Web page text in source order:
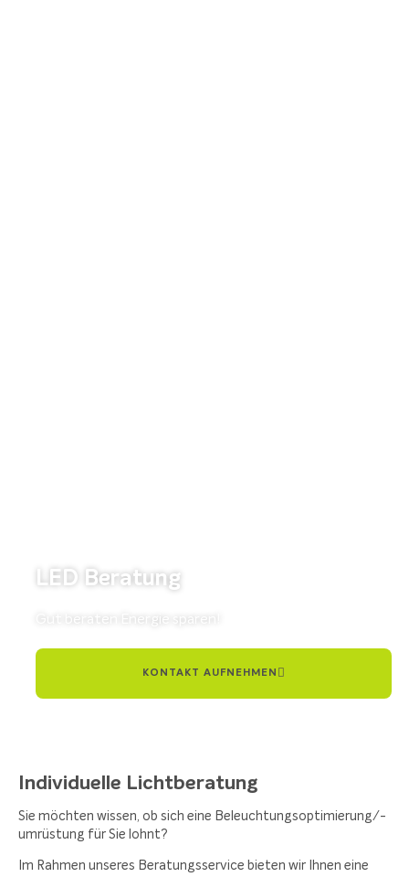
LED Beratung
Gut beraten Energie sparen!
KONTAKT AUFNEHMEN
Individuelle Lichtberatung
Sie möchten wissen, ob sich eine Beleuchtungsoptimierung/-
umrüstung für Sie lohnt?
Im Rahmen unseres Beratungsservice bieten wir Ihnen eine